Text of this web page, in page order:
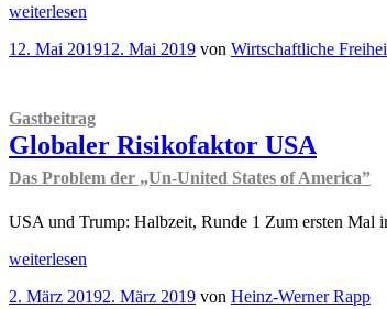
„Pro
Contra
Leistungsbilanzüberschüssen
in
Volkswirtschaften
wie
Deutschland?“
weiterlesen
Veröffentlicht
12. Mai 201912. Mai 2019 von Wirtschaftliche
Gastbeitrag
Globaler Risikofaktor USA
Das Problem der „Un-United States of America”
USA und Trump: Halbzeit, Runde 1 Zum ersten Mal
„Gastbeitrag
Risikofaktor
weiterlesen
Veröffentlicht
2. März 20192. März 2019 von Heinz-Werner Rapp